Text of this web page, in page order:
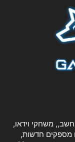
משחקי וידאו,
מספקים חדשות,